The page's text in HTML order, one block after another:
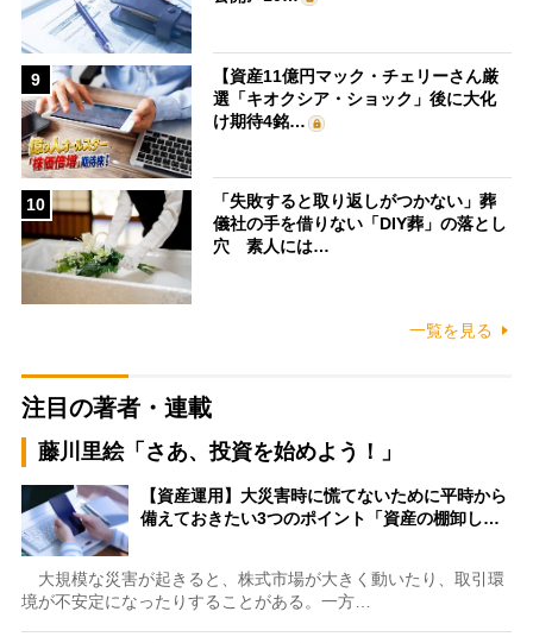
9
【資産11億円マック・チェリーさん厳
選「キオクシア・ショック」後に大化
け期待4銘…
10
「失敗すると取り返しがつかない」葬
儀社の手を借りない「DIY葬」の落とし
穴 素人には…
一覧を見る
注目の著者・連載
藤川里絵「さあ、投資を始めよう！」
【資産運用】大災害時に慌てないために平時から
備えておきたい3つのポイント「資産の棚卸し…
大規模な災害が起きると、株式市場が大きく動いたり、取引環
境が不安定になったりすることがある。一方…